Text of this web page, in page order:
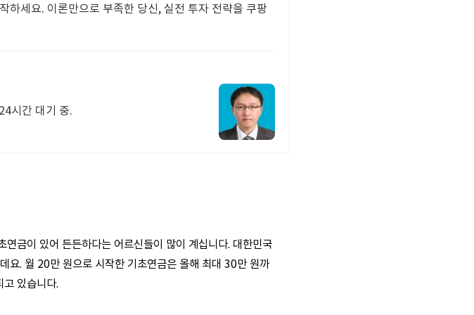
하세요. 이론만으로 부족한 당신, 실전 투자 전략을 쿠팡
시간 대기 중.
금이 있어 든든하다는 어르신들이 많이 계십니다. 대한민국
요. 월 20만 원으로 시작한 기초연금은 올해 최대 30만 원까
있습니다.